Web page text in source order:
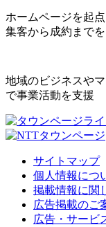
ホームページを起
集客から成約まで
地域のビジネスや
で事業活動を支援
サイトマップ
個人情報につ
掲載情報に関
広告掲載のご
広告・サービ